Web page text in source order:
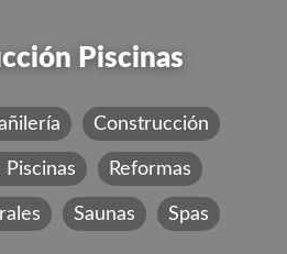
Piscinas
Construcción
Reformas
Saunas Spas